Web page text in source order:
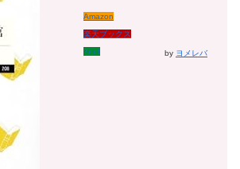
Amazon
楽天ブックス
7net
by ヨメレバ